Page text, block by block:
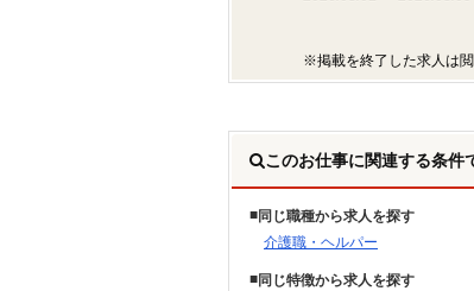
※掲載を終了した求人は
このお仕事に関連する条件
同じ職種から求人を探す
介護職・ヘルパー
同じ特徴から求人を探す